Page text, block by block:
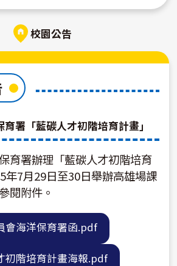
校園公告
署「藍碳人才初階培育計畫」
育署辦理「藍碳人才初階培育
年7月29日至30日舉辦高雄場課
閱附件。
會海洋保育署函.pdf
初階培育計畫海報.pdf